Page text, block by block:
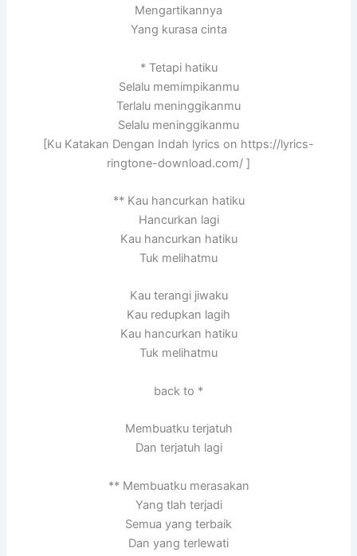
Mengartikannya
Yang kurasa cinta
* Tetapi hatiku
Selalu memimpikanmu
Terlalu meninggikanmu
Selalu meninggikanmu
[Ku Katakan Dengan Indah lyrics on https://lyrics-
ringtone-download.com/ ]
** Kau hancurkan hatiku
Hancurkan lagi
Kau hancurkan hatiku
Tuk melihatmu
Kau terangi jiwaku
Kau redupkan lagih
Kau hancurkan hatiku
Tuk melihatmu
back to *
Membuatku terjatuh
Dan terjatuh lagi
** Membuatku merasakan
Yang tlah terjadi
Semua yang terbaik
Dan yang terlewati